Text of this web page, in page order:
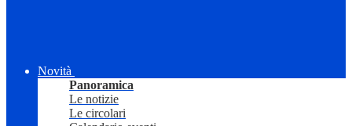
Novità
Panoramica
Le notizie
Le circolari